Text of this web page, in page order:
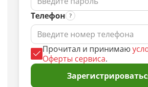
Телефон
Прочитал и принимаю
Оферты сервиса.